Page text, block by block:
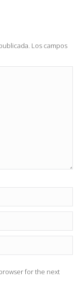
Los campos
for the next